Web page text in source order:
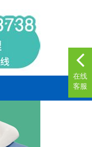
在线
客服